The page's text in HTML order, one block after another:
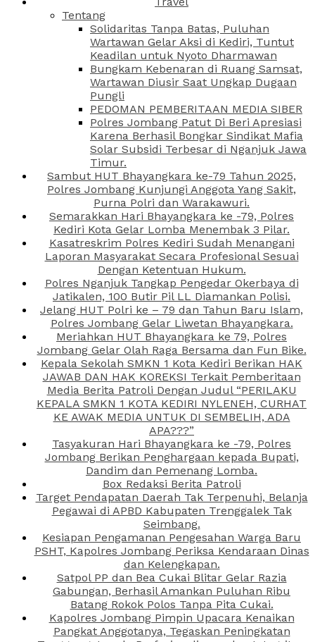
Tentang
Solidaritas Tanpa Batas, Puluhan
Wartawan Gelar Aksi di Kediri, Tuntut
Keadilan untuk Nyoto Dharmawan
Bungkam Kebenaran di Ruang Samsat,
Wartawan Diusir Saat Ungkap Dugaan
Pungli
PEDOMAN PEMBERITAAN MEDIA SIBER
Polres Jombang Patut Di Beri Apresiasi
Karena Berhasil Bongkar Sindikat Mafia
Solar Subsidi Terbesar di Nganjuk Jawa
Timur.
Sambut HUT Bhayangkara ke-79 Tahun 2025,
Polres Jombang Kunjungi Anggota Yang Sakit,
Purna Polri dan Warakawuri.
Semarakkan Hari Bhayangkara ke -79, Polres
Kediri Kota Gelar Lomba Menembak 3 Pilar.
Kasatreskrim Polres Kediri Sudah Menangani
Laporan Masyarakat Secara Profesional Sesuai
Dengan Ketentuan Hukum.
Polres Nganjuk Tangkap Pengedar Okerbaya di
Jatikalen, 100 Butir Pil LL Diamankan Polisi.
Jelang HUT Polri ke – 79 dan Tahun Baru Islam,
Polres Jombang Gelar Liwetan Bhayangkara.
Meriahkan HUT Bhayangkara ke 79, Polres
Jombang Gelar Olah Raga Bersama dan Fun Bike.
Kepala Sekolah SMKN 1 Kota Kediri Berikan HAK
JAWAB DAN HAK KOREKSI Terkait Pemberitaan
Media Berita Patroli Dengan Judul “PERILAKU
KEPALA SMKN 1 KOTA KEDIRI NYLENEH, CURHAT
KE AWAK MEDIA UNTUK DI SEMBELIH, ADA
APA???”
Tasyakuran Hari Bhayangkara ke -79, Polres
Jombang Berikan Penghargaan kepada Bupati,
Dandim dan Pemenang Lomba.
Box Redaksi Berita Patroli
Target Pendapatan Daerah Tak Terpenuhi, Belanja
Pegawai di APBD Kabupaten Trenggalek Tak
Seimbang.
Kesiapan Pengamanan Pengesahan Warga Baru
PSHT, Kapolres Jombang Periksa Kendaraan Dinas
dan Kelengkapan.
Satpol PP dan Bea Cukai Blitar Gelar Razia
Gabungan, Berhasil Amankan Puluhan Ribu
Batang Rokok Polos Tanpa Pita Cukai.
Kapolres Jombang Pimpin Upacara Kenaikan
Pangkat Anggotanya, Tegaskan Peningkatan